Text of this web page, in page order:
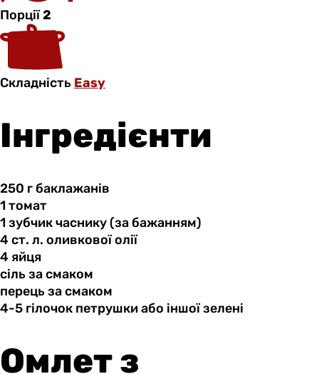
Порції2
Складність Easy
Інгредієнти
250 г баклажанів
1 томат
1 зубчикчаснику(за бажанням)
4 ст. л. оливкової олії
4 яйця
сіль засмаком
перець засмаком
4-5 гілочок петрушкиабо іншої зелені
Омлет з